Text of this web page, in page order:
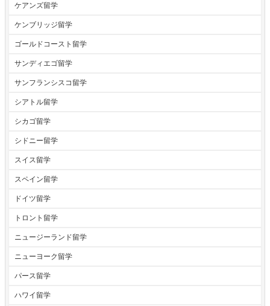
ケアンズ留学
ケンブリッジ留学
ゴールドコースト留学
サンディエゴ留学
サンフランシスコ留学
シアトル留学
シカゴ留学
シドニー留学
スイス留学
スペイン留学
ドイツ留学
トロント留学
ニュージーランド留学
ニューヨーク留学
パース留学
ハワイ留学